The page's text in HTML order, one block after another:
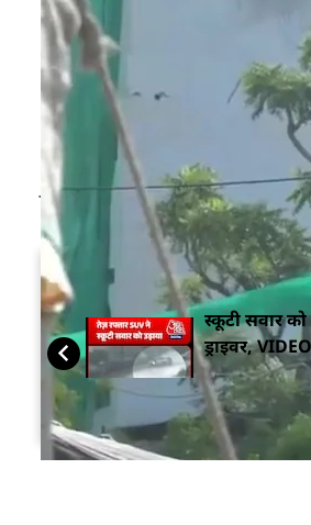
आजतक की टीम सुबह-सुबह उस
काफी व्यस्त रहने वाला था. जब
भारी संख्या आसपास की हर चीज़
शुरू होने वाली थी.
JDA की इस मुहिम के केंद्र में एक
के इस सड़क की चौड़ाई 80 फीट
सम्बंधित ख़बरें
स्कूटी सवार
ड्राइवर,